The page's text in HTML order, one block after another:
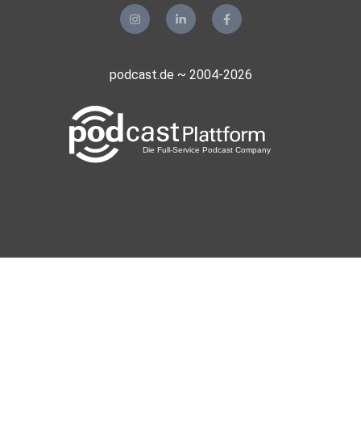
podcast.de ~ 2004-2026